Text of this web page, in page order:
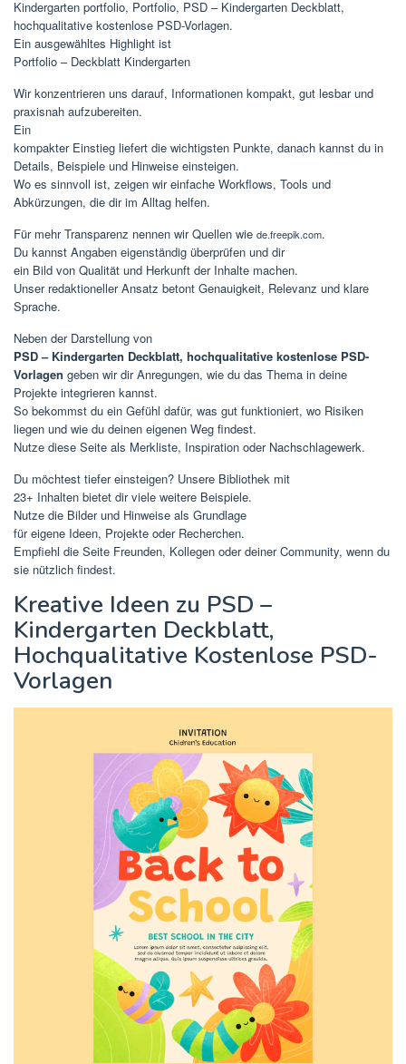
Kindergarten portfolio, Portfolio, PSD – Kindergarten Deckblatt,
hochqualitative kostenlose PSD-Vorlagen.
Ein ausgewähltes Highlight ist
Portfolio – Deckblatt Kindergarten
Wir konzentrieren uns darauf, Informationen kompakt, gut lesbar und
praxisnah aufzubereiten.
Ein
kompakter Einstieg liefert die wichtigsten Punkte, danach kannst du in
Details, Beispiele und Hinweise einsteigen.
Wo es sinnvoll ist, zeigen wir einfache Workflows, Tools und
Abkürzungen, die dir im Alltag helfen.
Für mehr Transparenz nennen wir Quellen wie de.freepik.com.
Du kannst Angaben eigenständig überprüfen und dir
ein Bild von Qualität und Herkunft der Inhalte machen.
Unser redaktioneller Ansatz betont Genauigkeit, Relevanz und klare
Sprache.
Neben der Darstellung von
PSD – Kindergarten Deckblatt, hochqualitative kostenlose PSD-
Vorlagen geben wir dir Anregungen, wie du das Thema in deine
Projekte integrieren kannst.
So bekommst du ein Gefühl dafür, was gut funktioniert, wo Risiken
liegen und wie du deinen eigenen Weg findest.
Nutze diese Seite als Merkliste, Inspiration oder Nachschlagewerk.
Du möchtest tiefer einsteigen? Unsere Bibliothek mit
23+ Inhalten bietet dir viele weitere Beispiele.
Nutze die Bilder und Hinweise als Grundlage
für eigene Ideen, Projekte oder Recherchen.
Empfiehl die Seite Freunden, Kollegen oder deiner Community, wenn du
sie nützlich findest.
Kreative Ideen zu PSD –
Kindergarten Deckblatt,
Hochqualitative Kostenlose PSD-
Vorlagen